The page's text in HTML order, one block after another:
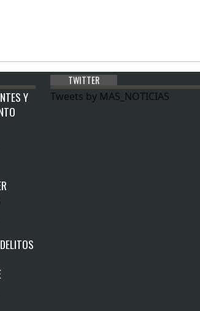
Y
TWITTER
Tweets by MAS_NOTICIAS